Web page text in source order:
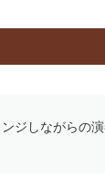
ジしながらの